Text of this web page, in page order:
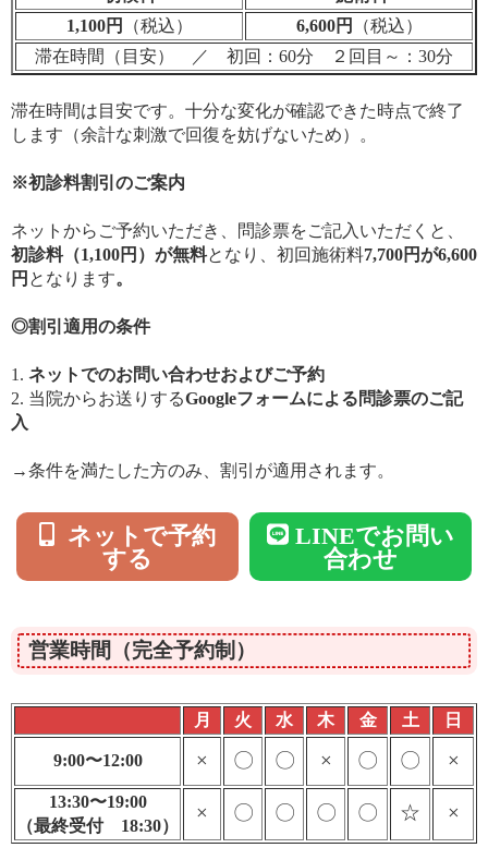
1,100円
（税込） 6,600円
（税込）
滞在時間（目安） ／ 初回：60分 ２回目～：30分
滞在時間は目安です。十分な変化が確認できた時点で終了
します（余計な刺激で回復を妨げないため）。
※初診料割引のご案内
ネットからご予約いただき、問診票をご記入いただくと、
初診料（1,100円）が無料となり、初回施術料7,700円が6,600
円 となります。
◎割引適用の条件
1. ネットでのお問い合わせおよびご予約
2. 当院からお送りするGoogleフォームによる問診票のご記
入
→条件を満たした方のみ、割引が適用されます。
ネットで予約
する
LINEでお問い
合わせ
営業時間（完全予約制）
月 火 水 木 金 土 日
9:00〜12:00 × 〇 〇 × 〇 〇 ×
13:30〜19:00
（最終受付 18:30）
× 〇 〇 〇 〇 ☆ ×